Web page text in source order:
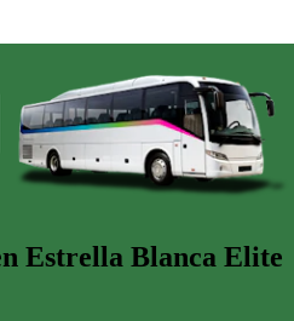
Estrella Blanca Elite